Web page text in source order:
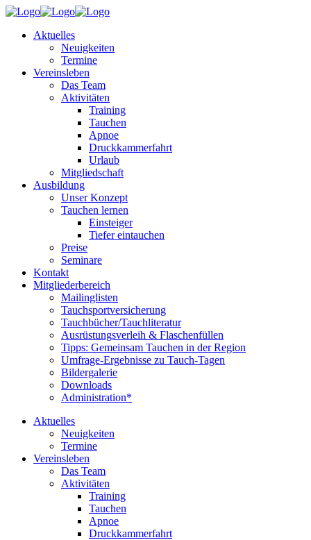
Aktuelles
Neuigkeiten
Termine
Vereinsleben
Das Team
Aktivitäten
Training
Tauchen
Apnoe
Druckkammerfahrt
Urlaub
Mitgliedschaft
Ausbildung
Unser Konzept
Tauchen lernen
Einsteiger
Tiefer eintauchen
Preise
Seminare
Kontakt
Mitgliederbereich
Mailinglisten
Tauchsportversicherung
Tauchbücher/Tauchliteratur
Ausrüstungsverleih & Flaschenfüllen
Tipps: Gemeinsam Tauchen in der Region
Umfrage-Ergebnisse zu Tauch-Tagen
Bildergalerie
Downloads
Administration*
Aktuelles
Neuigkeiten
Termine
Vereinsleben
Das Team
Aktivitäten
Training
Tauchen
Apnoe
Druckkammerfahrt